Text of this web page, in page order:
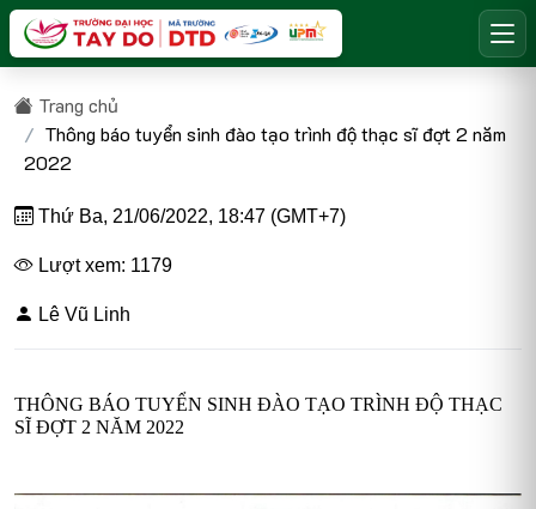
Trang chủ
Thông báo tuyển sinh đào tạo trình độ thạc sĩ đợt 2 năm
2022
Thứ Ba, 21/06/2022, 18:47 (GMT+7)
Lượt xem: 1179
Lê Vũ Linh
THÔNG BÁO TUYỂN SINH ĐÀO TẠO TRÌNH ĐỘ THẠC
SĨ ĐỢT 2 NĂM 2022